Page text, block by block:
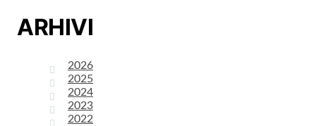
ARHIVI
2026
2025
2024
2023
2022